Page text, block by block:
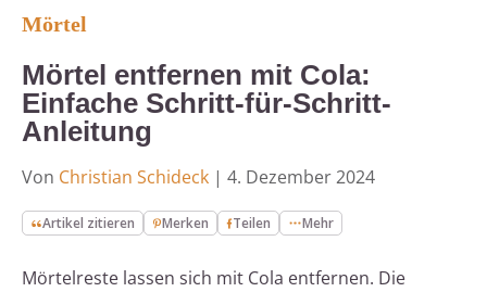
Mörtel
Mörtel entfernen mit Cola:
Einfache Schritt-für-Schritt-
Anleitung
Von Christian Schideck | 4. Dezember 2024
Artikel zitieren Merken Teilen Mehr
Mörtelreste lassen sich mit Cola entfernen. Die